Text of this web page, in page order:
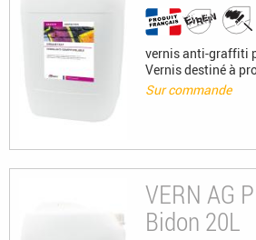
vernis anti-graffiti
Vernis destiné à
Sur commande
VERN AG
Bidon 20L